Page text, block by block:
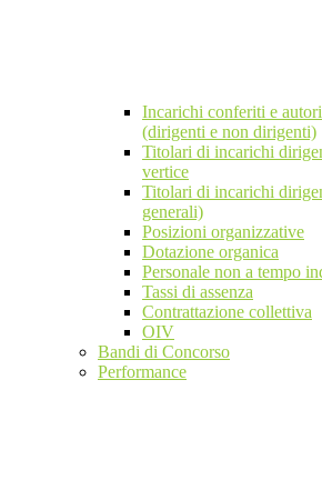
Incarichi conferiti e
(dirigenti e non dirigenti)
Titolari di incarichi
vertice
Titolari di incarichi
generali)
Posizioni organizzative
Dotazione organica
Personale non a tempo
Tassi di assenza
Contrattazione collettiva
OIV
Bandi di Concorso
Performance